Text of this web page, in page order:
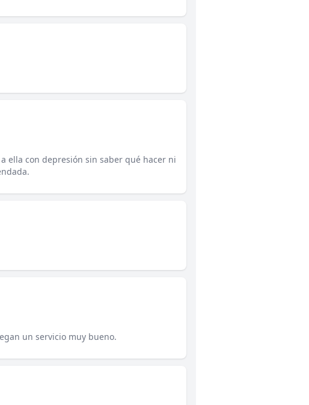
ella con depresión sin saber qué hacer ni
un servicio muy bueno.